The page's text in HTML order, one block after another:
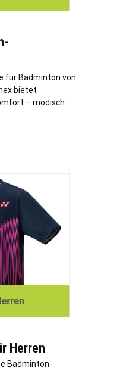
für Badminton von
bietet
– modisch
Herren
Badminton-